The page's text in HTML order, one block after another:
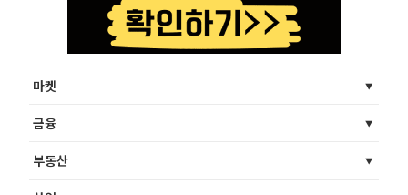
마켓
금융
부동산